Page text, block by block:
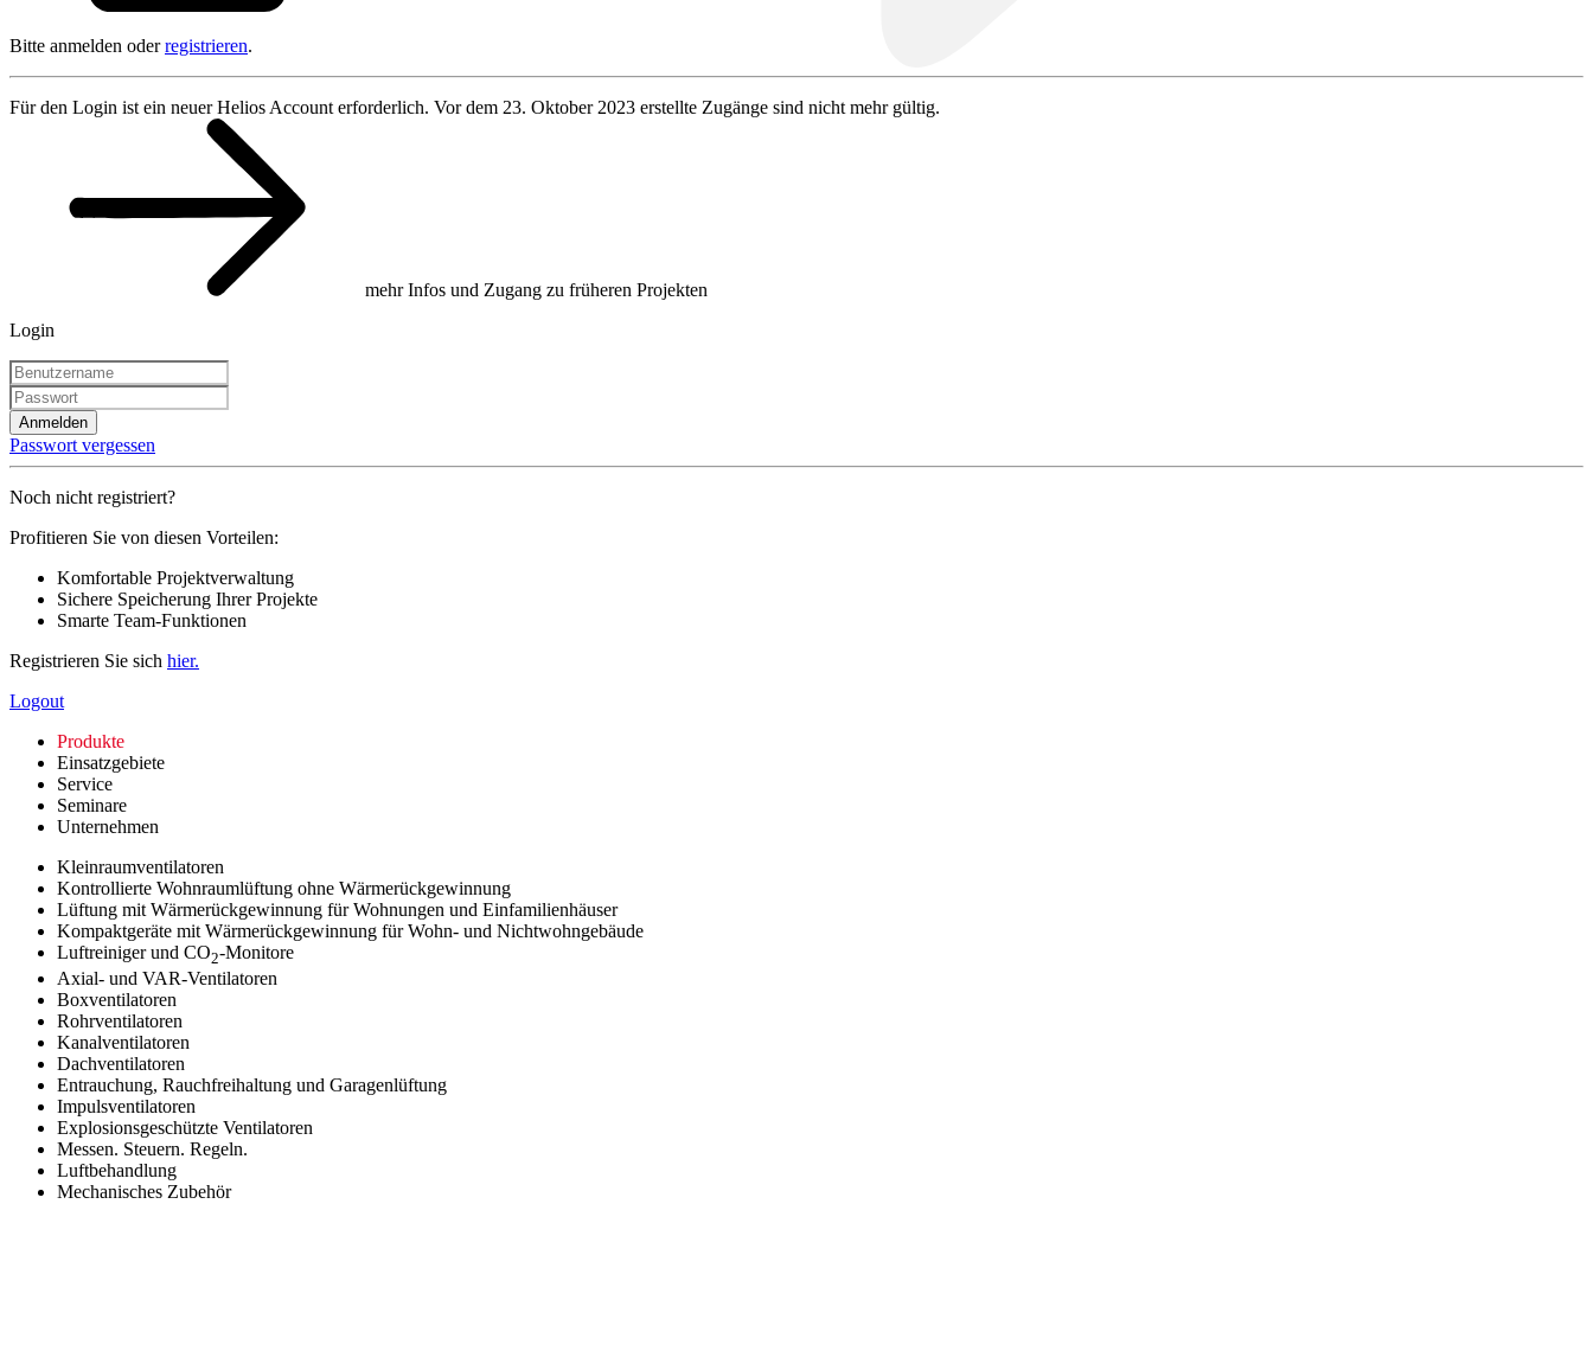
Bitte anmelden oderregistrieren.
Für den Login ist ein neuer Helios Account erforderlich. Vor dem 23. Oktober 2023 erstellte Zugänge sind nicht mehr gültig.
mehr Infos und Zugang zu früheren Projekten
Login
Anmelden
Passwort vergessen
Noch nicht registriert?
Profitieren Sie von diesen Vorteilen:
Komfortable Projektverwaltung
Sichere Speicherung Ihrer Projekte
Smarte Team-Funktionen
Registrieren Sie sich hier.
Logout
Produkte
Einsatzgebiete
Service
Seminare
Unternehmen
Kleinraumventilatoren
Kontrollierte Wohnraumlüftung ohne Wärmerückgewinnung
Lüftung mit Wärmerückgewinnung für Wohnungen und Einfamilienhäuser
Kompaktgeräte mit Wärmerückgewinnung für Wohn- und Nichtwohngebäude
Luftreiniger und CO2-Monitore
Axial- und VAR-Ventilatoren
Boxventilatoren
Rohrventilatoren
Kanalventilatoren
Dachventilatoren
Entrauchung, Rauchfreihaltung und Garagenlüftung
Impulsventilatoren
Explosionsgeschützte Ventilatoren
Messen. Steuern. Regeln.
Luftbehandlung
Mechanisches Zubehör